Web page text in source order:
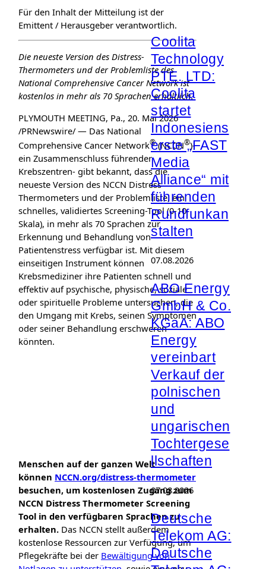
Für den Inhalt der Mitteilung ist der
Emittent / Herausgeber verantwortlich.
Die neueste Version des Distress-
Thermometers und der Problemliste des
National Comprehensive Cancer Network ist
kostenlos in mehr als 70 Sprachen erhältlich.
PLYMOUTH MEETING, Pa., 20. Mai 2026
/PRNewswire/ — Das National
Comprehensive Cancer Network®(NCCN®)-
ein Zusammenschluss führender
Krebszentren- gibt bekannt, dass die
neueste Version des NCCN Distress
Thermometers und der Problemliste, ein
schnelles, validiertes Screening-Tool (0-10-
Skala), in mehr als 70 Sprachen zur
Erkennung und Behandlung von
Patientenstress verfügbar ist. Mit diesem
einseitigen Instrument können
Krebsmediziner ihre Patienten schnell und
effektiv auf psychische, physische, soziale
oder spirituelle Probleme untersuchen, die
den Umgang mit Krebs, seinen Symptomen
oder seiner Behandlung erschweren
könnten.
Menschen auf der ganzen Welt
können NCCN.org/distress-thermometer
besuchen, um kostenlosen Zugang zum
NCCN Distress Thermometer Screening
Tool in den verfügbaren Sprachen zu
erhalten. Das NCCN stellt außerdem
kostenlose Ressourcen zur Verfügung, um
Pflegekräfte bei der Bewältigung von
Coolita
Technology
PTE. LTD:
Coolita
startet
Indonesiens
erste „FAST
Media
Alliance“ mit
führenden
Rundfunkan
stalten
07.08.2026
ABO Energy
GmbH & Co.
KGaA: ABO
Energy
vereinbart
Verkauf der
polnischen
und
ungarischen
Tochtergese
llschaften
07.08.2026
Deutsche
Telekom AG:
Deutsche